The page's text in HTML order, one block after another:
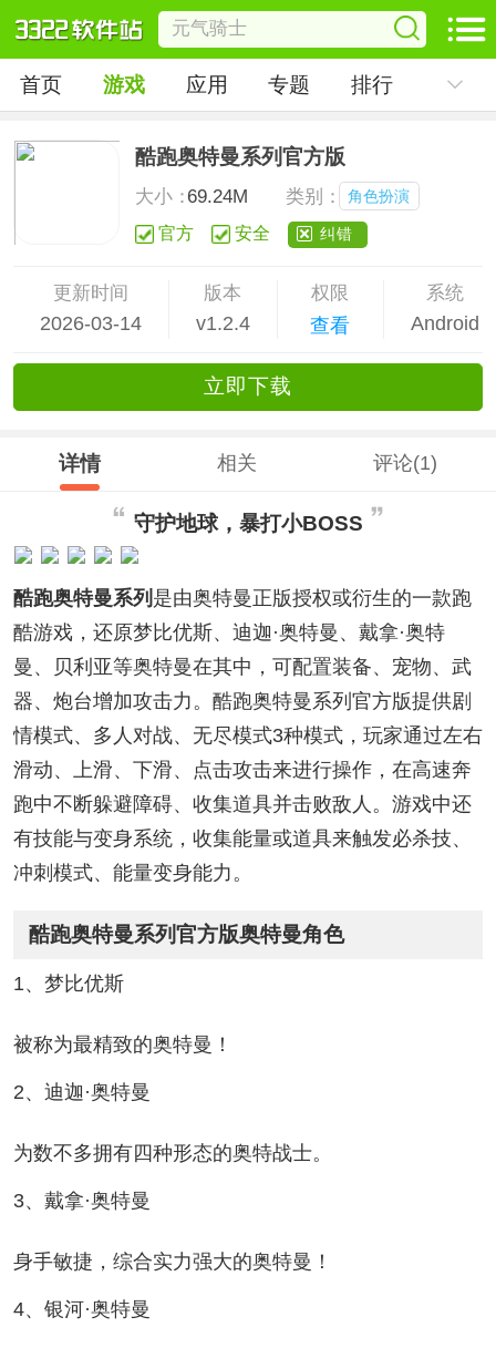
首页 游戏 应用 专题 排行
酷跑奥特曼系列官方版
大小：69.24M 类别： 角色扮演
官方 安全 纠错
更新时间
2026-03-14
版本
v1.2.4
权限
查看
系统
Android
立即下载
详情 相关 评论(1)
守护地球，暴打小BOSS
酷跑奥特曼系列 是由奥特曼正版授权或衍生的一款跑
酷游戏，还原梦比优斯、迪迦·奥特曼、戴拿·奥特
曼、贝利亚等奥特曼在其中，可配置装备、宠物、武
器、炮台增加攻击力。酷跑奥特曼系列官方版提供剧
情模式、多人对战、无尽模式3种模式，玩家通过左右
滑动、上滑、下滑、点击攻击来进行操作，在高速奔
跑中不断躲避障碍、收集道具并击败敌人。游戏中还
有技能与变身系统，收集能量或道具来触发必杀技、
冲刺模式、能量变身能力。
酷跑奥特曼系列官方版奥特曼角色
1、梦比优斯
被称为最精致的奥特曼！
2、迪迦·奥特曼
为数不多拥有四种形态的奥特战士。
3、戴拿·奥特曼
身手敏捷，综合实力强大的奥特曼！
4、银河·奥特曼